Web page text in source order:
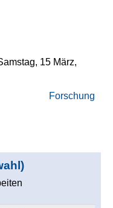
15 März,
Forschung